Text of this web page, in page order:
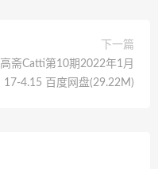
下一篇
高斋Catti第10期2022年1月
17-4.15 百度网盘(29.22M)